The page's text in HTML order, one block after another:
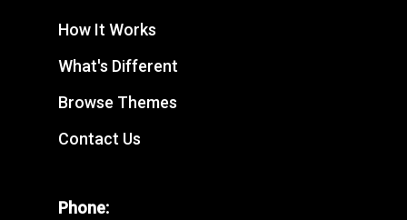
How It Works
What's Different
Browse Themes
Contact Us
Phone: